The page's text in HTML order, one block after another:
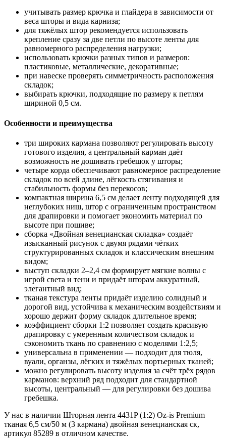
учитывать размер крючка и глайдера в зависимости от
веса шторы и вида карниза;
для тяжёлых штор рекомендуется использовать
крепление сразу за две петли по высоте ленты для
равномерного распределения нагрузки;
использовать крючки разных типов и размеров:
пластиковые, металлические, декоративные;
при навеске проверять симметричность расположения
складок;
выбирать крючки, подходящие по размеру к петлям
шириной 0,5 см.
Особенности и преимущества
три широких кармана позволяют регулировать высоту
готового изделия, а центральный карман даёт
возможность не дошивать гребешок у шторы;
четыре корда обеспечивают равномерное распределение
складок по всей длине, лёгкость стягивания и
стабильность формы без перекосов;
компактная ширина 6,5 см делает ленту подходящей для
неглубоких ниш, штор с ограниченным пространством
для драпировки и помогает экономить материал по
высоте при пошиве;
сборка «Двойная венецианская складка» создаёт
изысканный рисунок с двумя рядами чётких
структурированных складок и классическим внешним
видом;
выступ складки 2–2,4 см формирует мягкие волны с
игрой света и тени и придаёт шторам аккуратный,
элегантный вид;
тканая текстура ленты придаёт изделию солидный и
дорогой вид, устойчива к механическим воздействиям и
хорошо держит форму складок длительное время;
коэффициент сборки 1:2 позволяет создать красивую
драпировку с умеренным количеством складок и
сэкономить ткань по сравнению с моделями 1:2,5;
универсальна в применении — подходит для тюля,
вуали, органзы, лёгких и тяжёлых портьерных тканей;
можно регулировать высоту изделия за счёт трёх рядов
карманов: верхний ряд подходит для стандартной
высоты, центральный — для регулировки без дошива
гребешка.
У нас в наличии Шторная лента 4431P (1:2) Oz-is Premium
тканая 6,5 см/50 м (3 кармана) двойная венецианская ск,
артикул 85289 в отличном качестве.